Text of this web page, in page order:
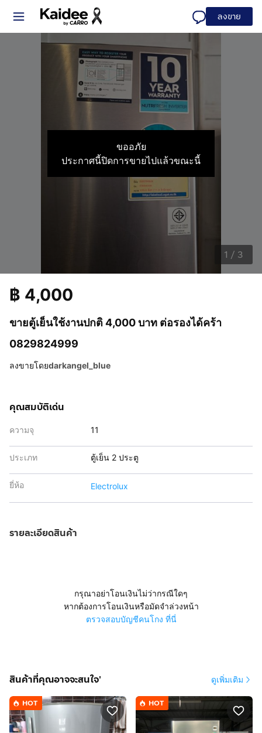
ลงขาย
ขออภัย
ประกาศนี้ปิดการขายไปแล้วขณะนี้
1 / 3
ขายตู้เย็นใช้งานปกติ 4,000 บาท ต่อรองได้คร้า
0829824999
฿ 4,000
ลงขายโดยdarkangel_blue
คุณสมบัติเด่น
ความจุ 11
ประเภท ตู้เย็น 2 ประตู
ยี่ห้อ Electrolux
รายละเอียดสินค้า
กรุณาอย่าโอนเงินไม่ว่ากรณีใดๆ
หากต้องการโอนเงินหรือมัดจำล่วงหน้า
ตรวจสอบบัญชีคนโกง ที่นี่
สินค้าที่คุณอาจจะสนใจ' ดูเพิ่มเติม
HOT HOT